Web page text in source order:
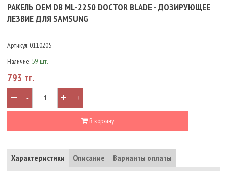
РАКЕЛЬ OEM DB ML-2250 DOСTOR BLADE - ДОЗИРУЮЩЕЕ
ЛЕЗВИЕ ДЛЯ SAMSUNG
Артикул: 0110205
Наличие: 59 шт.
793 тг.
- +
В корзину
Характеристики Описание Варианты оплаты